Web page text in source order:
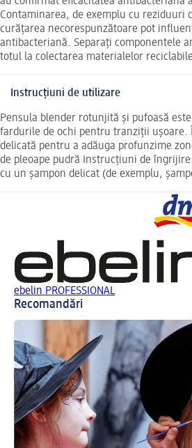
Contaminarea, de exemplu cu reziduuri
curățarea necorespunzătoare pot
antibacteriană. Separați componentele
totul la colectarea materialelor
Instrucțiuni de utilizare
Pensula blender rotunjită și pufoasă
fardurile de ochi pentru tranziții ușoare.
delicată pentru a adăuga profunzime
de pleoape pudră Instrucțiuni de
cu un șampon delicat (de exemplu,
ebelin PROFESSIONAL
Recomandări